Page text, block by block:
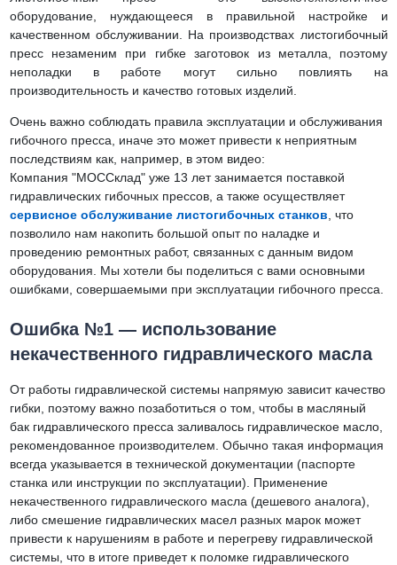
оборудование, нуждающееся в правильной настройке и
качественном обслуживании. На производствах листогибочный
пресс незаменим при гибке заготовок из металла, поэтому
неполадки в работе могут сильно повлиять на
производительность и качество готовых изделий.
Очень важно соблюдать правила эксплуатации и обслуживания
гибочного пресса, иначе это может привести к неприятным
последствиям как, например, в этом видео:
Компания "МОССклад" уже 13 лет занимается поставкой
гидравлических гибочных прессов, а также осуществляет
сервисное обслуживание листогибочных станков , что
позволило нам накопить большой опыт по наладке и
проведению ремонтных работ, связанных с данным видом
оборудования. Мы хотели бы поделиться с вами основными
ошибками, совершаемыми при эксплуатации гибочного пресса.
Ошибка №1 — использование
некачественного гидравлического масла
От работы гидравлической системы напрямую зависит качество
гибки, поэтому важно позаботиться о том, чтобы в масляный
бак гидравлического пресса заливалось гидравлическое масло,
рекомендованное производителем. Обычно такая информация
всегда указывается в технической документации (паспорте
станка или инструкции по эксплуатации). Применение
некачественного гидравлического масла (дешевого аналога),
либо смешение гидравлических масел разных марок может
привести к нарушениям в работе и перегреву гидравлической
системы, что в итоге приведет к поломке гидравлического